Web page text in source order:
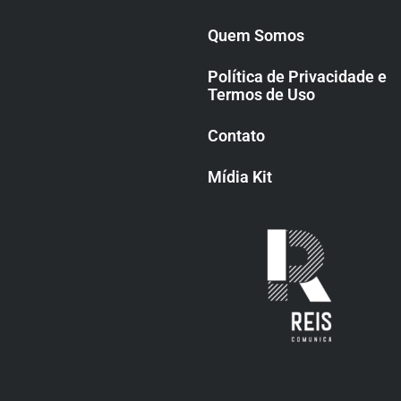
Quem Somos
Política de Privacidade e
Termos de Uso
Contato
Mídia Kit